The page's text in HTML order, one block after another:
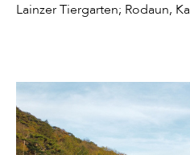
Lainzer Tiergarten; Rodaun,